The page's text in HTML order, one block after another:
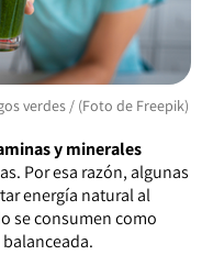
verdes / (Foto de Freepik)
y minerales
Por esa razón, algunas
energía natural al
se consumen como